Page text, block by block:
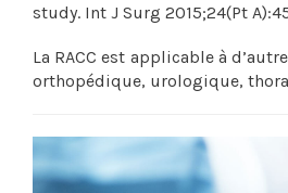
study. Int J Surg 2015;24(Pt
La RACC est applicable à
orthopédique, urologique,